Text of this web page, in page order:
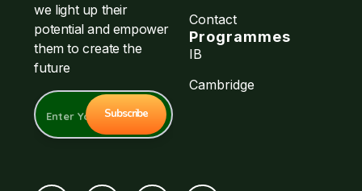
we light up their
potential and empower
them to create the
future
Contact
Programmes
IB
Cambridge